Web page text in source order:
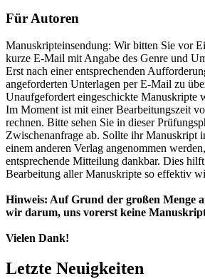
Für Autoren
Manuskripteinsendung: Wir bitten Sie vor
kurze E-Mail mit Angabe des Genre und
Erst nach einer entsprechenden
angeforderten Unterlagen per E-Mail zu
Unaufgefordert eingeschickte Manuskripte
Im Moment ist mit einer Bearbeitungszeit
rechnen. Bitte sehen Sie in dieser
Zwischenanfrage ab. Sollte ihr Manuskript
einem anderen Verlag angenommen
entsprechende Mitteilung dankbar. Dies
Bearbeitung aller Manuskripte so effektiv
Hinweis: Auf Grund der großen Menge
wir darum, uns vorerst keine
Vielen Dank!
Letzte Neuigkeiten